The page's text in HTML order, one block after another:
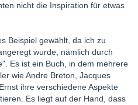
nicht die Inspiration für etwas
Beispiel gewählt, da ich zu
wurde, nämlich durch
Es ist ein Buch, in dem mehrere
wie Andre Breton, Jacques
ihre verschiedene Aspekte
Es liegt auf der Hand, dass